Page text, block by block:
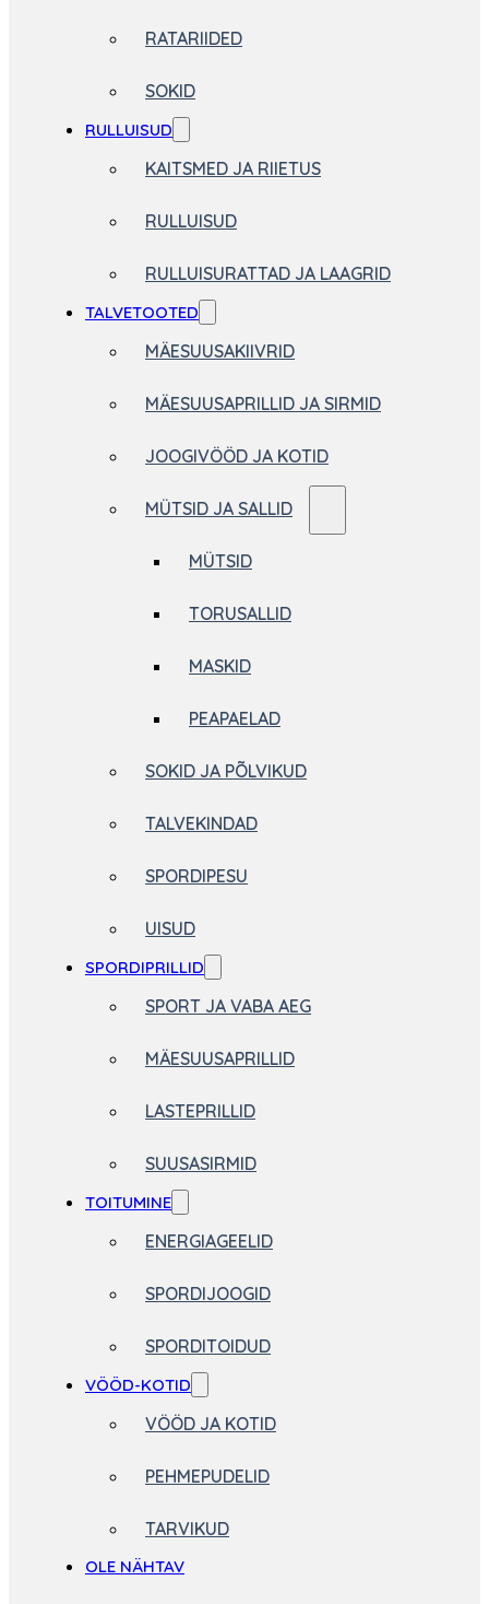
RATARIIDED
SOKID
RULLUISUD
KAITSMED JA RIIETUS
RULLUISUD
RULLUISURATTAD JA LAAGRID
TALVETOOTED
MÄESUUSAKIIVRID
MÄESUUSAPRILLID JA SIRMID
JOOGIVÖÖD JA KOTID
MÜTSID JA SALLID
MÜTSID
TORUSALLID
MASKID
PEAPAELAD
SOKID JA PÕLVIKUD
TALVEKINDAD
SPORDIPESU
UISUD
SPORDIPRILLID
SPORT JA VABA AEG
MÄESUUSAPRILLID
LASTEPRILLID
SUUSASIRMID
TOITUMINE
ENERGIAGEELID
SPORDIJOOGID
SPORDITOIDUD
VÖÖD-KOTID
VÖÖD JA KOTID
PEHMEPUDELID
TARVIKUD
OLE NÄHTAV